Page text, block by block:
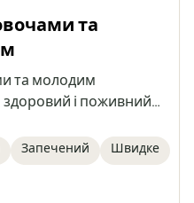
та
та молодим
і поживний
з додаванням
олії та топленого
страви для всієї
Запечений
Швидке